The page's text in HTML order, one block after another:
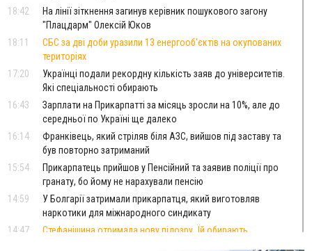
18:42
На лінії зіткнення загинув керівник пошукового загону
"Плацдарм" Олексій Юков
18:11
СБС за дві доби уразили 13 енергооб'єктів на окупованих
територіях
17:20
Українці подали рекордну кількість заяв до університетів.
Які спеціальності обирають
16:43
Зарплати на Прикарпатті за місяць зросли на 10%, але до
середньої по Україні ще далеко
16:14
Франківець, який стріляв біля АЗС, вийшов під заставу та
був повторно затриманий
15:54
Прикарпатець прийшов у Пенсійний та заявив поліції про
гранату, бо йому не нарахували пенсію
14:59
У Болгарії затримали прикарпатця, який виготовляв
наркотики для міжнародного синдикату
14:47
Стефанішина отримала нову підозру. Їй обирають